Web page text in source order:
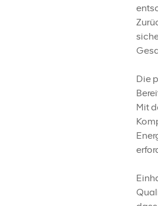
Die
Mit